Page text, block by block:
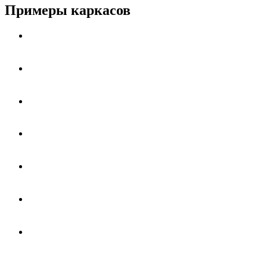
Примеры каркасов